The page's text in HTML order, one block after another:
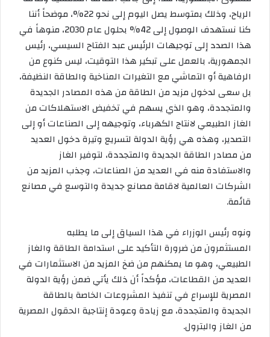
الرياح، وذلك بمتوسط يصل اليوم إلى نحو 22%، موضحاً أننا
كنا نستهدف الوصول إلى 42% بحلول عام 2030، منوهاً في
هذا الصدد إلى توجيهات الرئيس عبد الفتاح السيسي، رئيس
الجمهورية، بالعمل على تبكير هذا التوقيت، ليس كنوع من
الرفاهية أو التماشي مع التغيرات المناخية والطاقة النظيفة،
بل سعى لدخول مزيد من الطاقة من هذه المصادر الجديدة
والمتجددة، وهو الذي يسهم في تخفيض الاستهلاكات من
الغاز الطبيعي لانتاج الكهرباء، وتوجيهه إلى الصناعات أو إلى
التصدير، وهذه هي رؤية الدولة لتسريع وتيرة دخول العديد
من مصادر الطاقة الجديدة والمتجددة، لتوفير الغاز
والاستفادة منه في العديد من الصناعات، وجذب المزيد من
الشركات العالمية لاقامة مصانع جديدة والتوسع في مصانع
قائمة.
ونوه رئيس الوزراء في هذا السياق إلى ما يطلبه
المستثمرون من ضرورة التأكيد على استدامة الطاقة والغاز
الطبيعي، وهو ما يمكنهم من ضخ المزيد من الاستثمارات في
العديد من القطاعات، مؤكداً أن ذلك يأتي ضمن رؤية الدولة
المصرية للإسراع في تنفيذ المشروعات الخاصة بالطاقة
الجديدة والمتجددة، مع زيادة وعودة إنتاجية الحقول المصرية
من الغاز والبترول.